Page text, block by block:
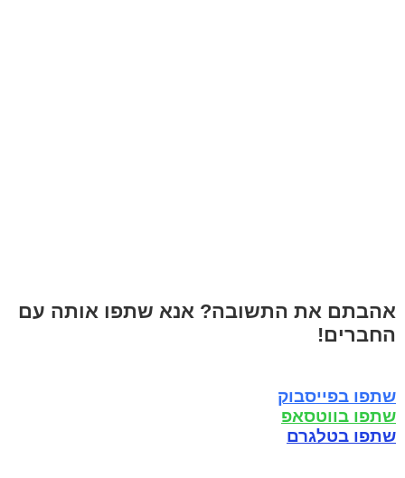
אהבתם את התשובה? אנא שתפו אותה עם
החברים!
שתפו בפייסבוק
שתפו בווטסאפ
שתפו בטלגרם